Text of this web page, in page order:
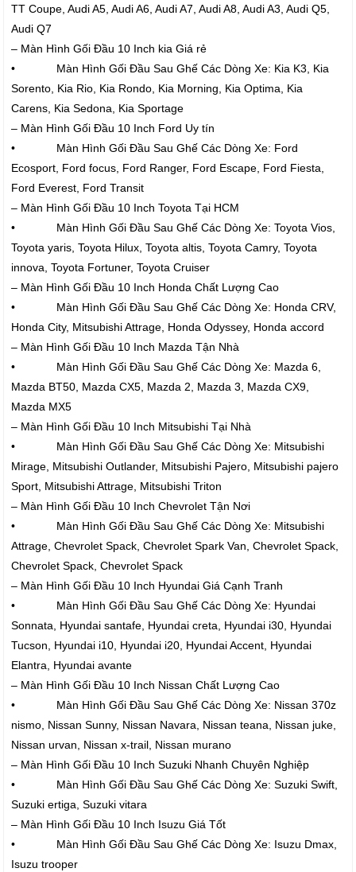
TT Coupe, Audi A5, Audi A6, Audi A7, Audi A8, Audi A3, Audi Q5,
Audi Q7
– Màn Hình Gối Đầu 10 Inch kia Giá rẻ
• Màn Hình Gối Đầu Sau Ghế Các Dòng Xe: Kia K3, Kia
Sorento, Kia Rio, Kia Rondo, Kia Morning, Kia Optima, Kia
Carens, Kia Sedona, Kia Sportage
– Màn Hình Gối Đầu 10 Inch Ford Uy tín
• Màn Hình Gối Đầu Sau Ghế Các Dòng Xe: Ford
Ecosport, Ford focus, Ford Ranger, Ford Escape, Ford Fiesta,
Ford Everest, Ford Transit
– Màn Hình Gối Đầu 10 Inch Toyota Tại HCM
• Màn Hình Gối Đầu Sau Ghế Các Dòng Xe: Toyota Vios,
Toyota yaris, Toyota Hilux, Toyota altis, Toyota Camry, Toyota
innova, Toyota Fortuner, Toyota Cruiser
– Màn Hình Gối Đầu 10 Inch Honda Chất Lượng Cao
• Màn Hình Gối Đầu Sau Ghế Các Dòng Xe: Honda CRV,
Honda City, Mitsubishi Attrage, Honda Odyssey, Honda accord
– Màn Hình Gối Đầu 10 Inch Mazda Tận Nhà
• Màn Hình Gối Đầu Sau Ghế Các Dòng Xe: Mazda 6,
Mazda BT50, Mazda CX5, Mazda 2, Mazda 3, Mazda CX9,
Mazda MX5
– Màn Hình Gối Đầu 10 Inch Mitsubishi Tại Nhà
• Màn Hình Gối Đầu Sau Ghế Các Dòng Xe: Mitsubishi
Mirage, Mitsubishi Outlander, Mitsubishi Pajero, Mitsubishi pajero
Sport, Mitsubishi Attrage, Mitsubishi Triton
– Màn Hình Gối Đầu 10 Inch Chevrolet Tận Nơi
• Màn Hình Gối Đầu Sau Ghế Các Dòng Xe: Mitsubishi
Attrage, Chevrolet Spack, Chevrolet Spark Van, Chevrolet Spack,
Chevrolet Spack, Chevrolet Spack
– Màn Hình Gối Đầu 10 Inch Hyundai Giá Cạnh Tranh
• Màn Hình Gối Đầu Sau Ghế Các Dòng Xe: Hyundai
Sonnata, Hyundai santafe, Hyundai creta, Hyundai i30, Hyundai
Tucson, Hyundai i10, Hyundai i20, Hyundai Accent, Hyundai
Elantra, Hyundai avante
– Màn Hình Gối Đầu 10 Inch Nissan Chất Lượng Cao
• Màn Hình Gối Đầu Sau Ghế Các Dòng Xe: Nissan 370z
nismo, Nissan Sunny, Nissan Navara, Nissan teana, Nissan juke,
Nissan urvan, Nissan x-trail, Nissan murano
– Màn Hình Gối Đầu 10 Inch Suzuki Nhanh Chuyên Nghiệp
• Màn Hình Gối Đầu Sau Ghế Các Dòng Xe: Suzuki Swift,
Suzuki ertiga, Suzuki vitara
– Màn Hình Gối Đầu 10 Inch Isuzu Giá Tốt
• Màn Hình Gối Đầu Sau Ghế Các Dòng Xe: Isuzu Dmax,
Isuzu trooper